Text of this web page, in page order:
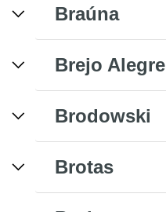
Braúna
Brejo Alegre
Brodowski
Brotas